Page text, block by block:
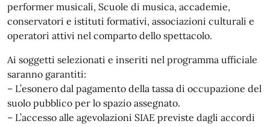
performer musicali, Scuole di musica, accademie,
conservatori e istituti formativi, associazioni culturali e
operatori attivi nel comparto dello spettacolo.
Ai soggetti selezionati e inseriti nel programma ufficiale
saranno garantiti:
– L’esonero dal pagamento della tassa di occupazione del
suolo pubblico per lo spazio assegnato.
– L’accesso alle agevolazioni SIAE previste dagli accordi